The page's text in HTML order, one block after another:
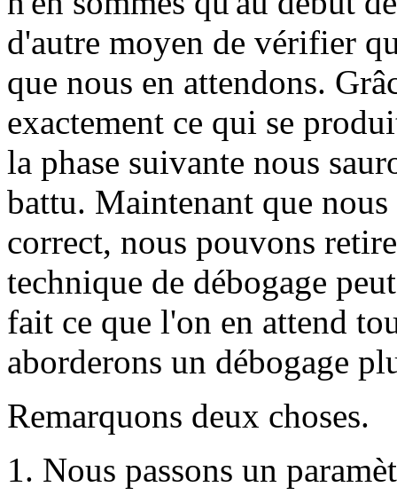
d'autre moyen de vérifier
que nous en attendons.
exactement ce qui se
la phase suivante nous
battu. Maintenant que
correct, nous pouvons
technique de débogage
fait ce que l'on en attend
aborderons un débogage
Remarquons deux choses.
Nous passons un